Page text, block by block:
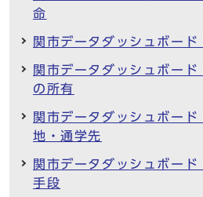
命
関市データダッシュボード
関市データダッシュボー
の所有
関市データダッシュボー
地・通学先
関市データダッシュボー
手段